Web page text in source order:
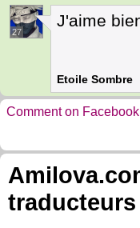
27
J'aime
Etoile Sombre
Comment on Facebook